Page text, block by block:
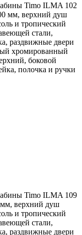
Timo ILMA 102
мм, верхний душ
и тропический
стали,
раздвижные двери
хромированный
боковой
полочка и ручки
Timo ILMA 109
мм, верхний душ
и тропический
стали,
раздвижные двери